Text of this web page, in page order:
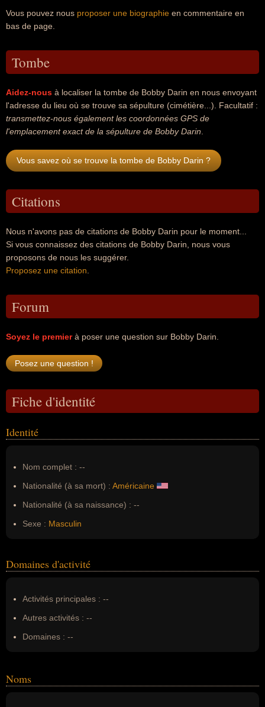
Vous pouvez nous proposer une biographie en commentaire en
bas de page.
Tombe
Aidez-nous à localiser la tombe de Bobby Darin en nous envoyant
l'adresse du lieu où se trouve sa sépulture (cimétière...). Facultatif :
transmettez-nous également les coordonnées GPS de
l'emplacement exact de la sépulture de Bobby Darin
Vous savez où se trouve la tombe de Bobby Darin ?
Citations
Nous n'avons pas de citations de Bobby Darin pour le moment...
Si vous connaissez des citations de Bobby Darin, nous vous
proposons de nous les suggérer.
Proposez une citation
Forum
Soyez le premierà poser une question sur Bobby Darin.
Fiche d'identité
Identité
Nom complet : --
Nationalité (à sa mort) : Américaine
Nationalité (à sa naissance) : --
Sexe : Masculin
Domaines d'activité
Activités principales : --
Autres activités : --
Domaines : --
Noms